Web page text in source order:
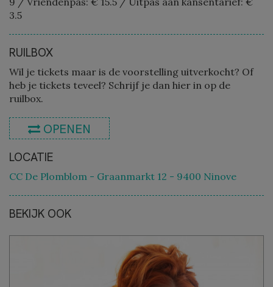
3.5
RUILBOX
Wil je tickets maar is de voorstelling uitverkocht? Of
heb je tickets teveel? Schrijf je dan hier in op de
ruilbox.
OPENEN
LOCATIE
CC De Plomblom - Graanmarkt 12 - 9400 Ninove
BEKIJK OOK